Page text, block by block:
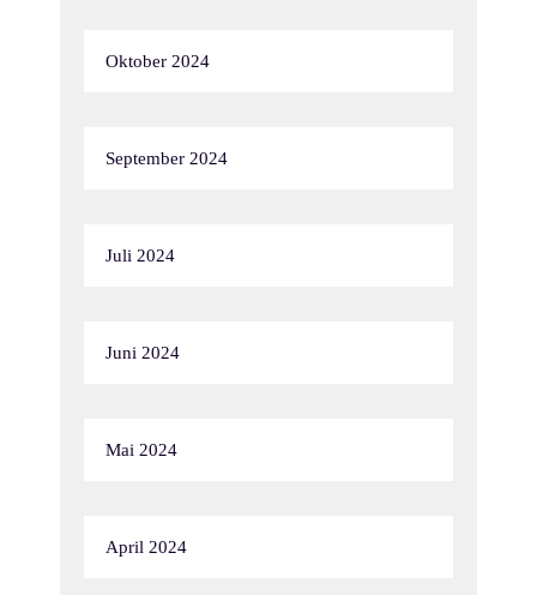
Oktober 2024
September 2024
Juli 2024
Juni 2024
Mai 2024
April 2024